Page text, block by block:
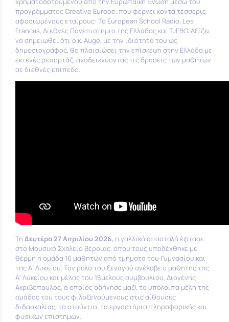
προγράμματος Creative Europe, που φέρνει κοντά τέσσερις
αφοσιωμένους εταίρους: Το European School Radio, Les
Francas, Διεθνές Πανεπιστήμιο της Ελλάδος και TJFBG. Αξίζει
να σημειωθεί ότι ο κ. Auge, με την ιδιότητά του ως
δημοσιογράφος, θα πλαισιώσει την επίσκεψη στην Ελλάδα με
εκτενές ρεπορτάζ, αναδεικνύοντας τις δράσεις των μαθητών
σε διεθνές επίπεδο.
Τη Δευτέρα 27 Απριλίου 2026, η γαλλική αποστολή έφτασε
στο Μουσικό Σχολείο Βέροιας, όπου τους υποδέχθηκε με
θέρμη η ομάδα 16 μαθητών από τμήματα του Γυμνασίου και
της Α’ Λυκείου. Τον ρόλο του ξεναγού ανέλαβε ο μαθητής της
Α’ Λυκείου και μέλος του 15μελούς συμβουλίου, Διογένης
Ακριβόπουλος, ο οποίος οδήγησε μαζί τα υπόλοιπα μέλη της
ομάδας του τους φιλοξενούμενους στις αίθουσες
διδασκαλίας, τα στούντιο, τα εργαστήρια πληροφορικής και
φυσικών επιστημών.